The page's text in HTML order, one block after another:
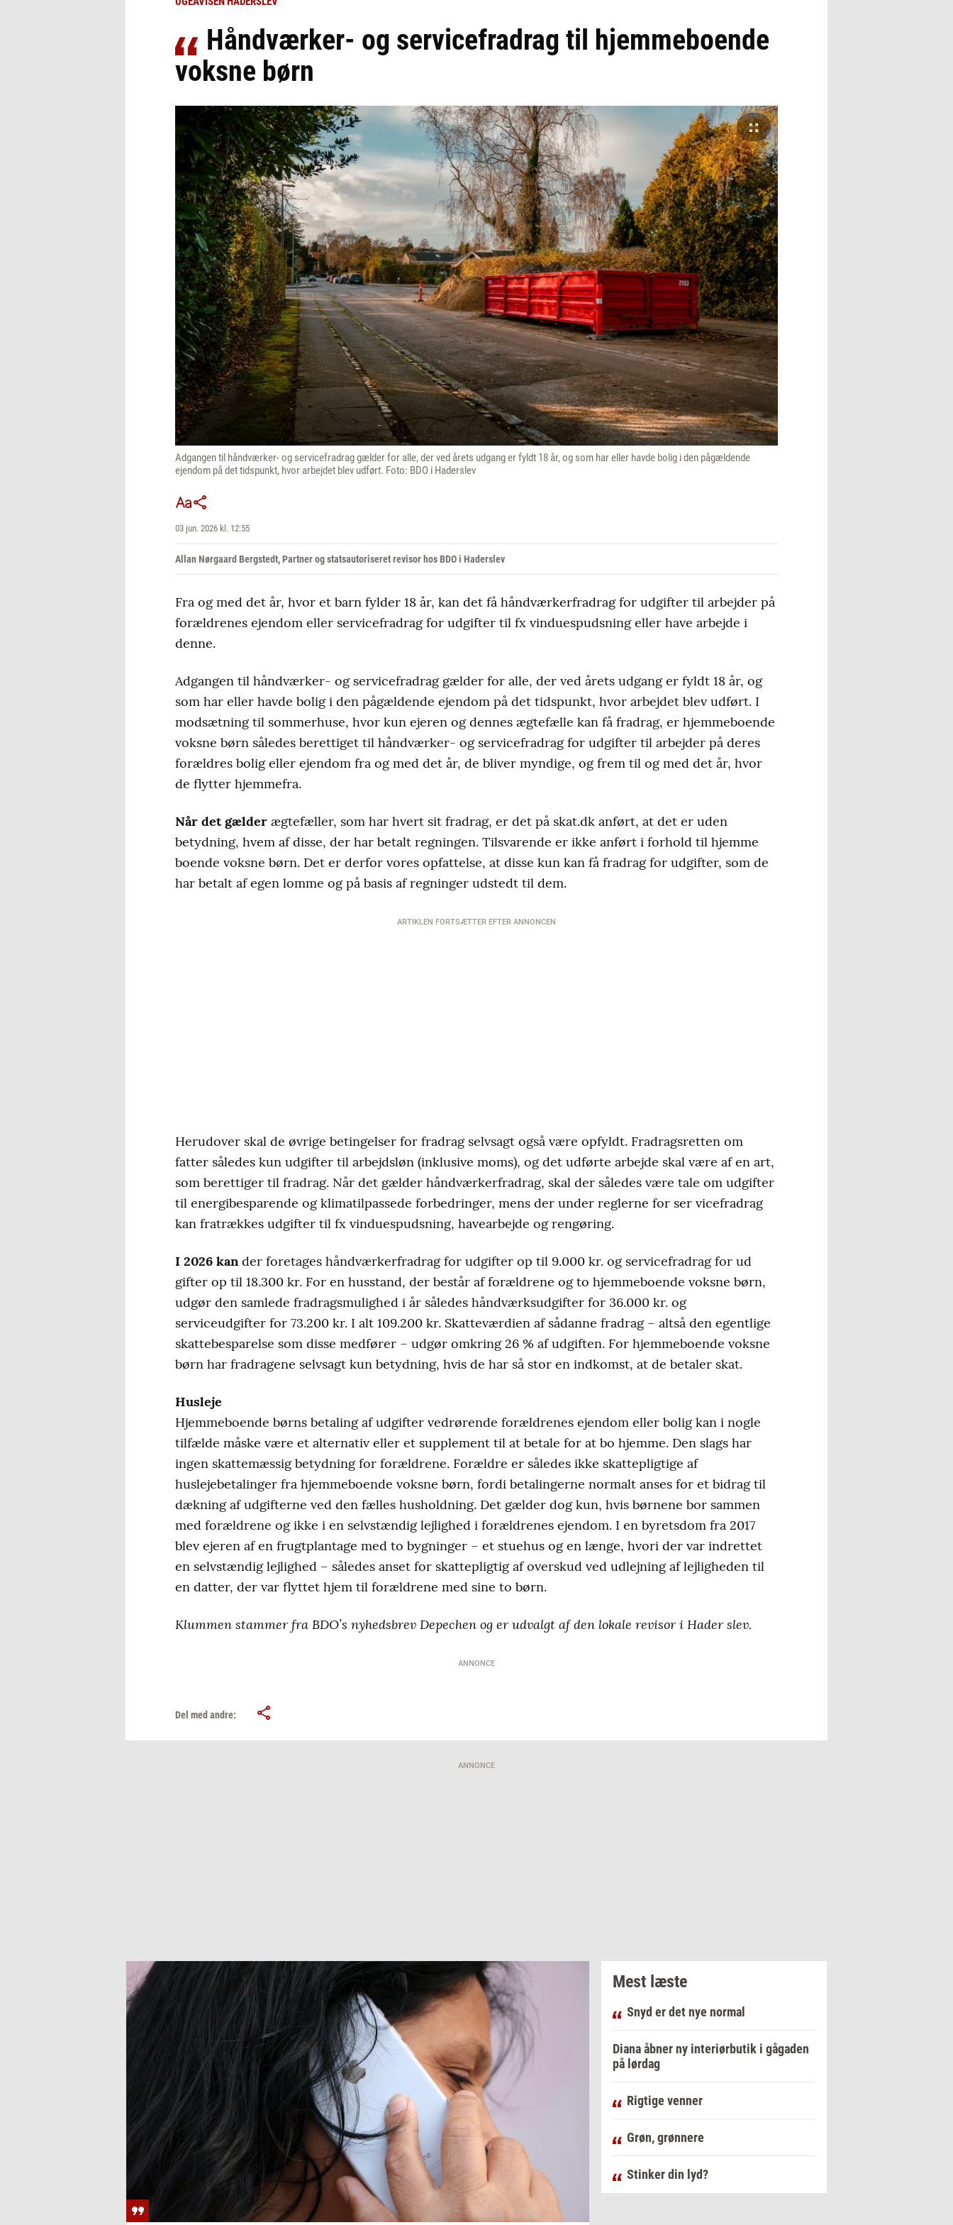
Håndværker- og servicefradrag til hjemmeboende
voksne børn
Adgangen til håndværker- og servicefradrag gælder for alle, der ved årets udgang er fyldt 18 år, og som har eller havde bolig i den pågældende
ejendom på det tidspunkt, hvor arbejdet blev udført. Foto: BDO i Haderslev
03 jun. 2026 kl. 12:55
Allan Nørgaard Bergstedt, Partner og statsautoriseret revisor hos BDO i Haderslev
Fra og med det år, hvor et barn fylder 18 år, kan det få håndværkerfradrag for udgifter til arbejder på
forældrenes ejendom eller servicefradrag for udgifter til fx vinduespudsning eller have arbejde i
denne.
Adgangen til håndværker- og servicefradrag gælder for alle, der ved årets udgang er fyldt 18 år, og
som har eller havde bolig i den pågældende ejendom på det tidspunkt, hvor arbejdet blev udført. I
modsætning til sommerhuse, hvor kun ejeren og dennes ægtefælle kan få fradrag, er hjemmeboende
voksne børn således berettiget til håndværker- og servicefradrag for udgifter til arbejder på deres
forældres bolig eller ejendom fra og med det år, de bliver myndige, og frem til og med det år, hvor
de flytter hjemmefra.
Når det gælder ægtefæller, som har hvert sit fradrag, er det på skat.dk anført, at det er uden
betydning, hvem af disse, der har betalt regningen. Tilsvarende er ikke anført i forhold til hjemme
boende voksne børn. Det er derfor vores opfattelse, at disse kun kan få fradrag for udgifter, som de
har betalt af egen lomme og på basis af regninger udstedt til dem.
ARTIKLEN FORTSÆTTER EFTER ANNONCEN
Herudover skal de øvrige betingelser for fradrag selvsagt også være opfyldt. Fradragsretten om
fatter således kun udgifter til arbejdsløn (inklusive moms), og det udførte arbejde skal være af en art,
som berettiger til fradrag. Når det gælder håndværkerfradrag, skal der således være tale om udgifter
til energibesparende og klimatilpassede forbedringer, mens der under reglerne for ser vicefradrag
kan fratrækkes udgifter til fx vinduespudsning, havearbejde og rengøring.
I 2026 kander foretages håndværkerfradrag for udgifter op til 9.000 kr. og servicefradrag for ud
gifter op til 18.300 kr. For en husstand, der består af forældrene og to hjemmeboende voksne børn,
udgør den samlede fradragsmulighed i år således håndværksudgifter for 36.000 kr. og
serviceudgifter for 73.200 kr. I alt 109.200 kr. Skatteværdien af sådanne fradrag – altså den egentlige
skattebesparelse som disse medfører – udgør omkring 26 % af udgiften. For hjemmeboende voksne
børn har fradragene selvsagt kun betydning, hvis de har så stor en indkomst, at de betaler skat.
Husleje
Hjemmeboende børns betaling af udgifter vedrørende forældrenes ejendom eller bolig kan i nogle
tilfælde måske være et alternativ eller et supplement til at betale for at bo hjemme. Den slags har
ingen skattemæssig betydning for forældrene. Forældre er således ikke skattepligtige af
huslejebetalinger fra hjemmeboende voksne børn, fordi betalingerne normalt anses for et bidrag til
dækning af udgifterne ved den fælles husholdning. Det gælder dog kun, hvis børnene bor sammen
med forældrene og ikke i en selvstændig lejlighed i forældrenes ejendom. I en byretsdom fra 2017
blev ejeren af en frugtplantage med to bygninger – et stuehus og en længe, hvori der var indrettet
en selvstændig lejlighed – således anset for skattepligtig af overskud ved udlejning af lejligheden til
en datter, der var flyttet hjem til forældrene med sine to børn.
Klummen stammer fra BDO’s nyhedsbrev Depechen og er udvalgt af den lokale revisor i Hader slev.
ANNONCE
Del med andre:
ANNONCE
Mest læste
Snyd er det nye normal
Diana åbner ny interiørbutik i gågaden
på lørdag
Rigtige venner
Grøn, grønnere
Stinker din lyd?